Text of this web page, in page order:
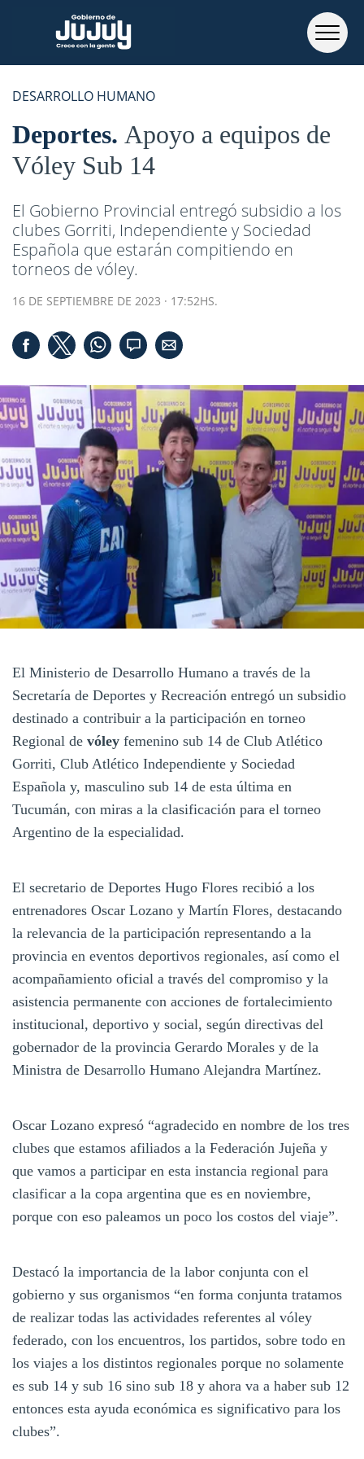
DESARROLLO HUMANO
Deportes Apoyo a equipos de
Vóley Sub 14
El Gobierno Provincial entregó subsidio a los
clubes Gorriti, Independiente y Sociedad
Española que estarán compitiendo en
torneos de vóley.
16 DE SEPTIEMBRE DE 2023 · 17:52HS.
El Ministerio de Desarrollo Humano a través de la
Secretaría de Deportes y Recreación entregó un subsidio
destinado a contribuir a la participación en torneo
Regional de vóley femenino sub 14 de Club Atlético
Gorriti, Club Atlético Independiente y Sociedad
Española y, masculino sub 14 de esta última en
Tucumán, con miras a la clasificación para el torneo
Argentino de la especialidad.
El secretario de Deportes Hugo Flores recibió a los
entrenadores Oscar Lozano y Martín Flores, destacando
la relevancia de la participación representando a la
provincia en eventos deportivos regionales, así como el
acompañamiento oficial a través del compromiso y la
asistencia permanente con acciones de fortalecimiento
institucional, deportivo y social, según directivas del
gobernador de la provincia Gerardo Morales y de la
Ministra de Desarrollo Humano Alejandra Martínez.
Oscar Lozano expresó “agradecido en nombre de los tres
clubes que estamos afiliados a la Federación Jujeña y
que vamos a participar en esta instancia regional para
clasificar a la copa argentina que es en noviembre,
porque con eso paleamos un poco los costos del viaje”.
Destacó la importancia de la labor conjunta con el
gobierno y sus organismos “en forma conjunta tratamos
de realizar todas las actividades referentes al vóley
federado, con los encuentros, los partidos, sobre todo en
los viajes a los distintos regionales porque no solamente
es sub 14 y sub 16 sino sub 18 y ahora va a haber sub 12
entonces esta ayuda económica es significativo para los
clubes”.